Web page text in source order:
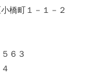
橋町１－１－２
６３